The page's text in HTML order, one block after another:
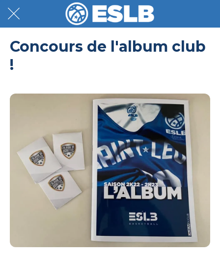
Concours de l'album club
!